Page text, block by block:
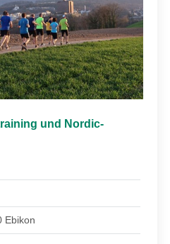
und Nordic-
Ebikon